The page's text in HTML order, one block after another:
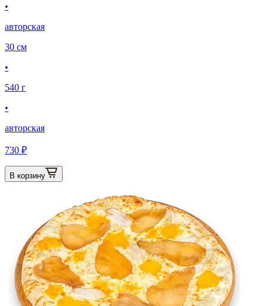
•
авторская
30 см
•
540 г
•
авторская
730 ₽
В корзину